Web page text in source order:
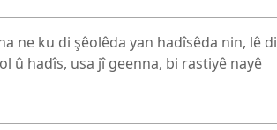
ne ku di şêolêda yan hadîsêda nin, lê di
û hadîs, usa jî geenna, bi rastiyê nayê